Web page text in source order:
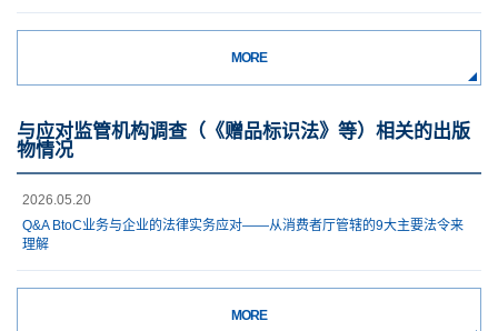
MORE
与应对监管机构调查（《赠品标识法》等）相关的出版
物情况
2026.05.20
Q&A BtoC业务与企业的法律实务应对——从消费者厅管辖的9大主要法令来
理解
MORE